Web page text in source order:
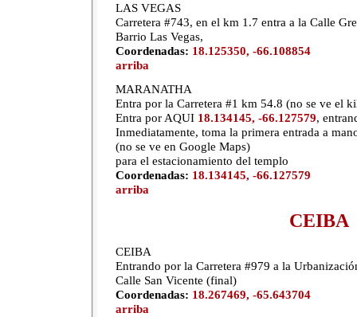
LAS VEGAS
Carretera #743, en el km 1.7 entra a la Calle
Barrio Las Vegas,
Coordenadas: 18.125350, -66.108854
arriba
MARANATHA
Entra por la Carretera #1 km 54.8 (no se ve el
Entra por AQUI 18.134145, -66.127579,
Inmediatamente, toma la primera entrada a
(no se ve en Google Maps)
para el estacionamiento del templo
Coordenadas: 18.134145, -66.127579
arriba
CEIBA
CEIBA
Entrando por la Carretera #979 a la
Calle San Vicente (final)
Coordenadas: 18.267469, -65.643704
arriba